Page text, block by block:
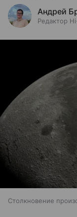
Андрей
Редактор
Столкновение